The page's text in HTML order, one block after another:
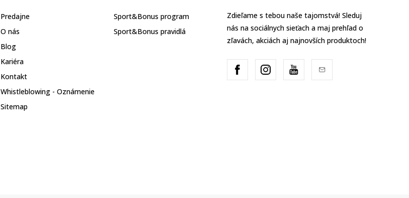
Predajne
O nás
Blog
Kariéra
Kontakt
Whistleblowing - Oznámenie
Sitemap
Sport&Bonus program
Sport&Bonus pravidlá
Zdieľame s tebou naše tajomstvá! Sleduj
nás na sociálnych sieťach a maj prehľad o
zľavách, akciách aj najnovších produktoch!